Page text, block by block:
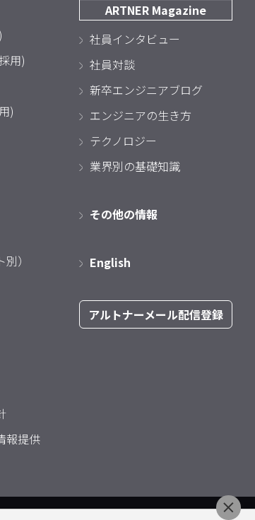
用)
)
）
報提供
ARTNER Magazine
社員インタビュー
社員対談
新卒エンジニアブログ
エンジニアの生き方
テクノロジー
業界別の基礎知識
その他の情報
English
アルトナーメール配信登録